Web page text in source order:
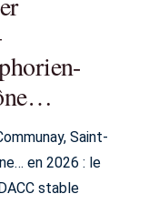
Saint-
en 2026 : le
stable